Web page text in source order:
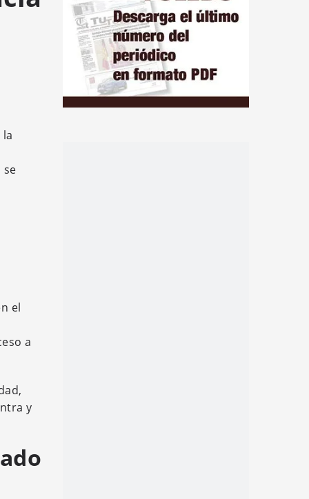
se
el
a
y